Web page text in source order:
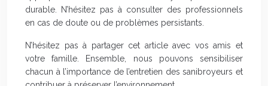
durable. N’hésitez pas à consulter des professionnels
en cas de doute ou de problèmes persistants.
N’hésitez pas à partager cet article avec vos amis et
votre famille. Ensemble, nous pouvons sensibiliser
chacun à l’importance de l’entretien des sanibroyeurs et